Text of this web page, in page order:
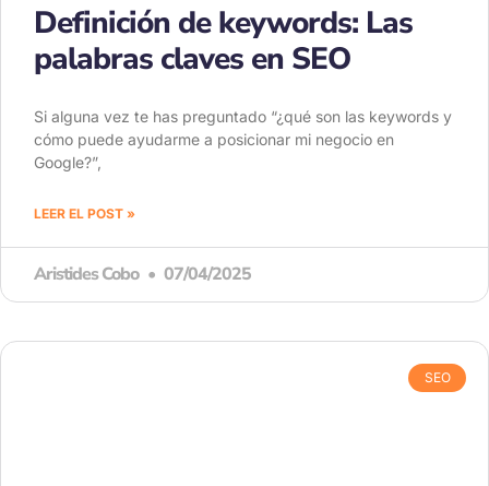
Definición de keywords: Las
palabras claves en SEO
Si alguna vez te has preguntado “¿qué son las keywords y
cómo puede ayudarme a posicionar mi negocio en
Google?”,
LEER EL POST »
Aristides Cobo 07/04/2025
SEO